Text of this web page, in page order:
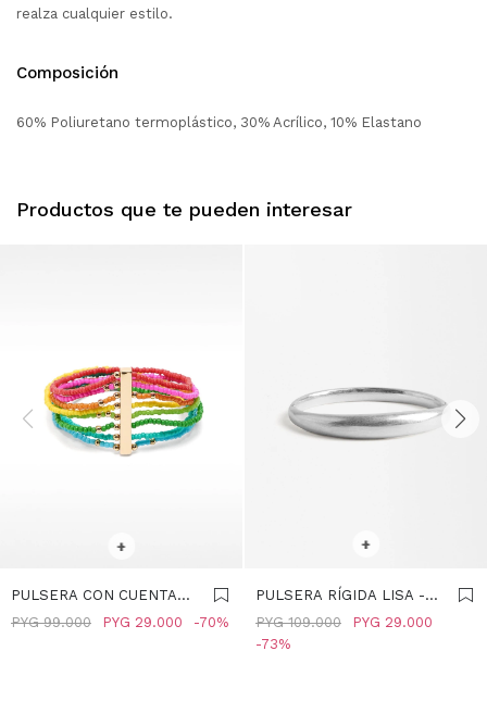
realza cualquier estilo.
Composición
60% Poliuretano termoplástico, 30% Acrílico, 10% Elastano
Productos que te pueden interesar
+
PULSERA CON CUENTAS
MULTICOLOR -PYG 29.000
PYG 99.000 70
+
PULSERA RÍGIDA LISA -
PLATEADO
PYG 29.000
PYG 109.000
73